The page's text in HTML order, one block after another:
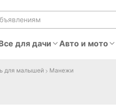
для дачи Авто и мото
для малышей Манежи